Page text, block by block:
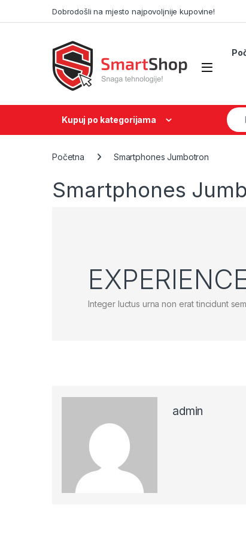
Dobrodošli na mjesto najpovoljnije kupovine!
Kupuj po kategorijama
Početna Smartphones Jumbotron
Smartphones
Integer luctus urna non erat tincidunt
admin